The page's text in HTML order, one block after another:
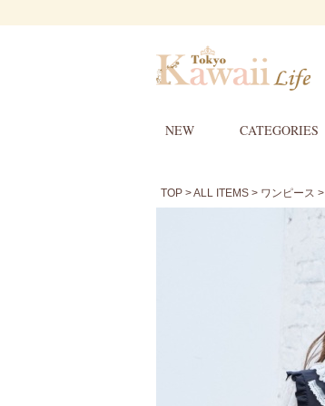
NEW CATEGORIES
TOP >ALL ITEMS > ワンピース >